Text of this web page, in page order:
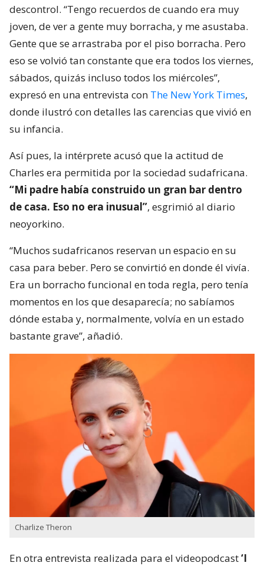
descontrol. “Tengo recuerdos de cuando era muy
joven, de ver a gente muy borracha, y me asustaba.
Gente que se arrastraba por el piso borracha. Pero
eso se volvió tan constante que era todos los viernes,
sábados, quizás incluso todos los miércoles”,
expresó en una entrevista con The New York Times,
donde ilustró con detalles las carencias que vivió en
su infancia.
Así pues, la intérprete acusó que la actitud de
Charles era permitida por la sociedad sudafricana.
“Mi padre había construido un gran bar dentro
de casa. Eso no era inusual”, esgrimió al diario
neoyorkino.
“Muchos sudafricanos reservan un espacio en su
casa para beber. Pero se convirtió en donde él vivía.
Era un borracho funcional en toda regla, pero tenía
momentos en los que desaparecía; no sabíamos
dónde estaba y, normalmente, volvía en un estado
bastante grave”, añadió.
Charlize Theron
En otra entrevista realizada para el videopodcast‘I